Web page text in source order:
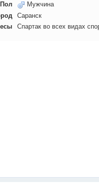
Пол
Мужчина
Саранск
Спартак во всех видах